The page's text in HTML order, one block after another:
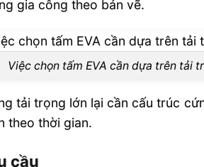
gia công theo bản vẽ.
Việc chọn tấm EVA cần dựa trên tải
tải trọng lớn lại cần cấu trúc
theo thời gian.
cầu